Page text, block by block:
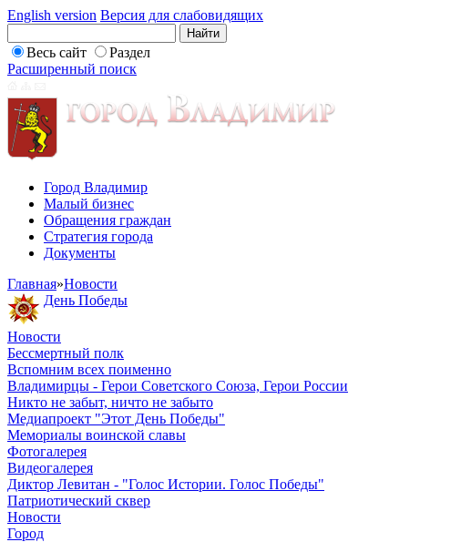
English version Версия для слабовидящих
Весь сайт
Раздел
Расширенный поиск
Город Владимир
Малый бизнес
Обращения граждан
Стратегия города
Документы
Главная»Новости
День Победы
Новости
Бессмертный полк
Вспомним всех поименно
Владимирцы - Герои Советского Союза, Герои России
Никто не забыт, ничто не забыто
Медиапроект "Этот День Победы"
Мемориалы воинской славы
Фотогалерея
Видеогалерея
Диктор Левитан - "Голос Истории. Голос Победы"
Патриотический сквер
Новости
Город